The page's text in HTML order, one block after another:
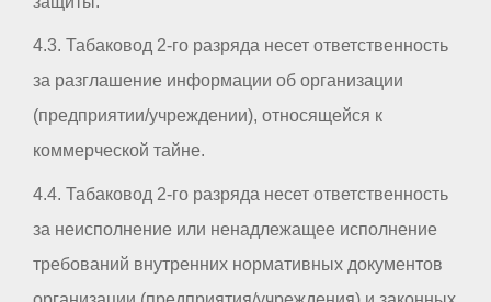
4.3. Табаковод 2-го разряда несет ответственность
за разглашение информации об организации
(предприятии/учреждении), относящейся к
коммерческой тайне.
4.4. Табаковод 2-го разряда несет ответственность
за неисполнение или ненадлежащее исполнение
требований внутренних нормативных документов